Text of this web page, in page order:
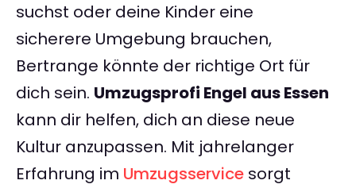
suchst oder deine Kinder eine
sicherere Umgebung brauchen,
Bertrange könnte der richtige Ort für
dich sein. Umzugsprofi Engel aus Essen
kann dir helfen, dich an diese neue
Kultur anzupassen. Mit jahrelanger
Erfahrung im Umzugsservice sorgt